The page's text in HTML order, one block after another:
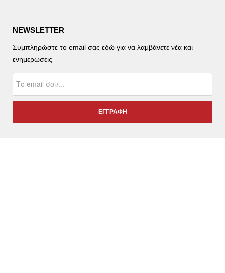
NEWSLETTER
Συμπληρώστε το email σας εδώ για να λαμβάνετε νέα και
ενημερώσεις